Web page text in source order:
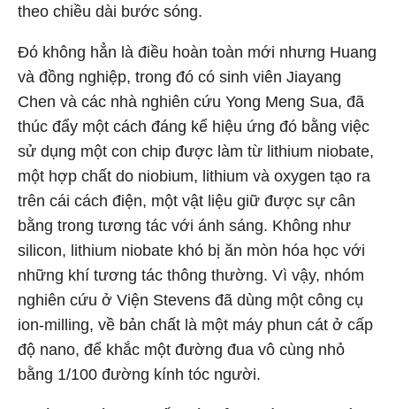
theo chiều dài bước sóng.
Đó không hẳn là điều hoàn toàn mới nhưng Huang
và đồng nghiệp, trong đó có sinh viên Jiayang
Chen và các nhà nghiên cứu Yong Meng Sua, đã
thúc đẩy một cách đáng kể hiệu ứng đó bằng việc
sử dụng một con chip được làm từ lithium niobate,
một hợp chất do niobium, lithium và oxygen tạo ra
trên cái cách điện, một vật liệu giữ được sự cân
bằng trong tương tác với ánh sáng. Không như
silicon, lithium niobate khó bị ăn mòn hóa học với
những khí tương tác thông thường. Vì vậy, nhóm
nghiên cứu ở Viện Stevens đã dùng một công cụ
ion-milling, về bản chất là một máy phun cát ở cấp
độ nano, để khắc một đường đua vô cùng nhỏ
bằng 1/100 đường kính tóc người.